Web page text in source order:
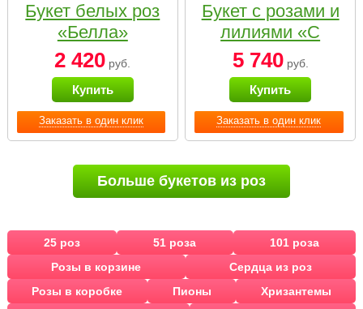
Заказать в один клик
Букет белых роз
«Белла»
2 420 руб.
Купить
Заказать в один клик
Букет с розами и
лилиями «С
наилучшими
пожеланиями»
5 740руб.
Купить
Больше букетов из роз
25 роз 51 роза
101 роза
Розы в корзине
Сердца из роз
Розы в коробке
Пионы
Хризантемы